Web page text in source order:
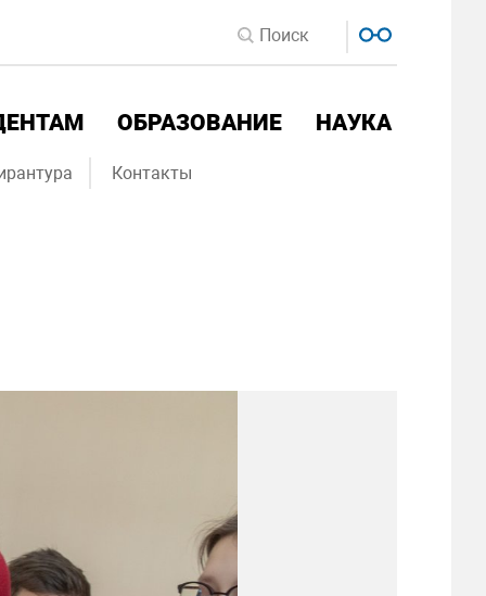
ОБРАЗОВАНИЕ НАУКА
Контакты